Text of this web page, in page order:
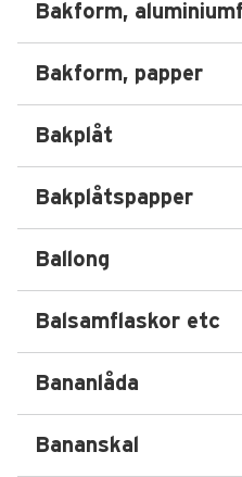
Bakform,
Bakform, papper
Bakplåt
Bakplåtspapper
Ballong
Balsamflaskor etc
Bananlåda
Bananskal